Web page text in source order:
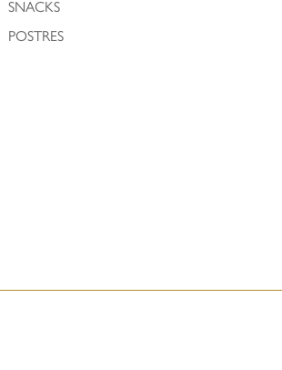
SNACKS
POSTRES